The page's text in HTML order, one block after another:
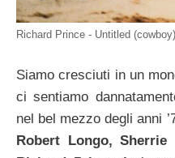
Richard Prince - Untitled
Siamo cresciuti in un
ci sentiamo
nel bel mezzo degli anni
Robert Longo,